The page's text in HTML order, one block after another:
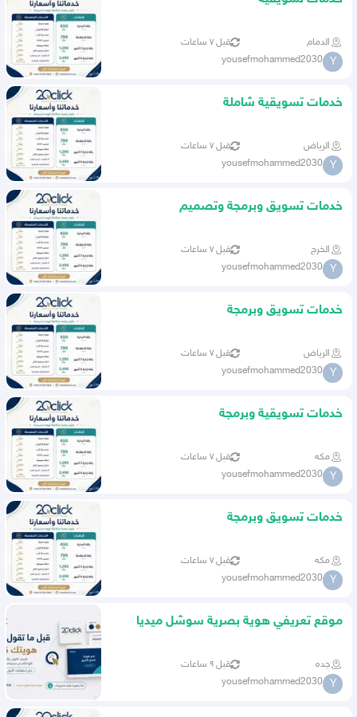
الدمام قبل ٧ ساعات
Y
yousefmohammed2030
خدمات تسويقية شاملة
الرياض قبل ٧ ساعات
Y
yousefmohammed2030
خدمات تسويق وبرمجة وتصميم
الخرج قبل ٧ ساعات
Y
yousefmohammed2030
خدمات تسويق وبرمجة
الرياض قبل ٧ ساعات
Y
yousefmohammed2030
خدمات تسويقية وبرمجة
مكه قبل ٧ ساعات
Y
yousefmohammed2030
خدمات تسويق وبرمجة
مكه قبل ٧ ساعات
Y
yousefmohammed2030
موقع تعريفي هوية بصرية سوشل ميديا
جده قبل ٩ ساعات
Y
yousefmohammed2030